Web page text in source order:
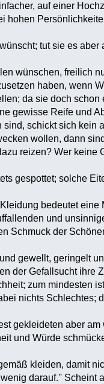
auf einer
hohen
tut sie es aber
wünschen, freilich
haben, wenn
da sie doch schon
gewisse Reife und
schickt sich kein
wollen, dann
reizen? Wer keine
gespottet; solche
bedeutet eine
und
Schmuck der
gewellt, geringelt
der Gefallsucht ihre
zum mindesten
nichts Schlechtes;
gekleideten aber
und Würde
kleiden, damit
darauf.'' Scheint